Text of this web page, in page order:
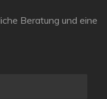
Beratung und eine